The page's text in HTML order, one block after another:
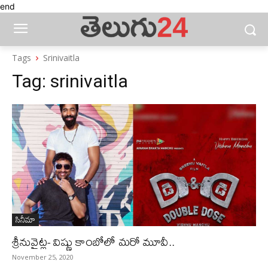
end
Tags Srinivaitla
Tag: srinivaitla
సినీమా
శ్రీనువైట్ల- విష్ణు కాంబోలో మరో మూవీ..
November 25, 2020